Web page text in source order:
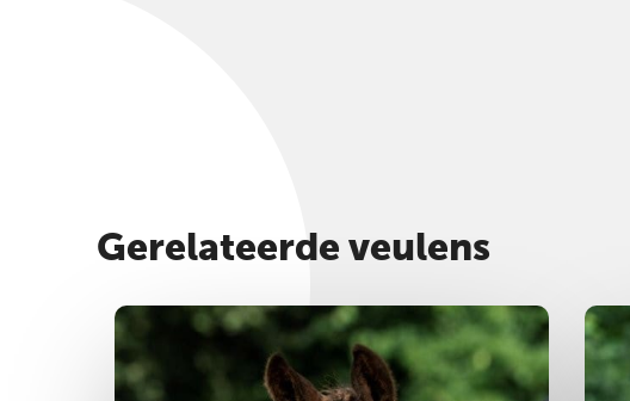
Gerelateerde veulens
Hengst 2025